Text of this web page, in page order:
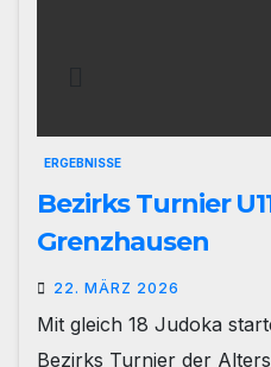
ERGEBNISSE
Bezirks Turnier
Grenzhausen
22. MÄRZ 2026
Mit gleich 18 Judoka
Bezirks Turnier der